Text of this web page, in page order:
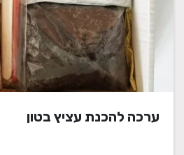
ערכה להכנת עציץ בטון